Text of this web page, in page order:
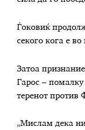
Ѓоковиќ
секого кога е
Затоа
Гарос –
теренот против
„Мислам дека